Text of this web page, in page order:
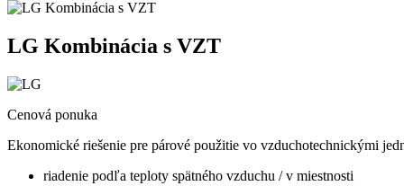
LG Kombinácia s VZT
Cenová ponuka
Ekonomické riešenie pre párové použitie vo vzduchotechnickými
riadenie podľa teploty spätného vzduchu / v miestnosti